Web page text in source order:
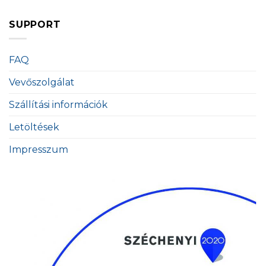
SUPPORT
FAQ
Vevőszolgálat
Szállítási információk
Letöltések
Impresszum